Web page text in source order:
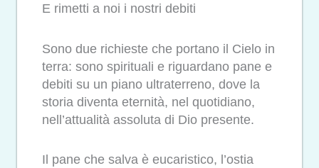
E rimetti a noi i nostri debiti
Sono due richieste che portano il Cielo in
terra: sono spirituali e riguardano pane e
debiti su un piano ultraterreno, dove la
storia diventa eternità, nel quotidiano,
nell’attualità assoluta di Dio presente.
Il pane che salva è eucaristico, l’ostia